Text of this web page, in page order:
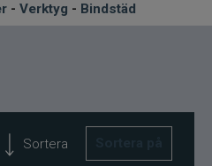
- Verktyg - Bindstäd
Sortera